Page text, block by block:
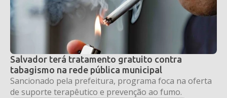
Salvador terá tratamento gratuito contra
tabagismo na rede pública municipal
Sancionado pela prefeitura, programa foca na oferta
de suporte terapêutico e prevenção ao fumo.